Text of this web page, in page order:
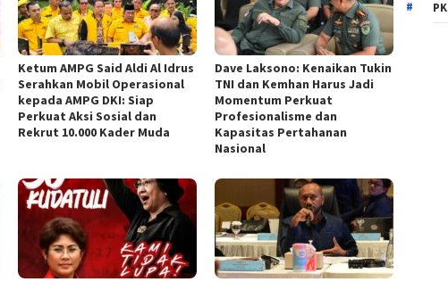
Ketum AMPG Said Aldi Al Idrus
Serahkan Mobil Operasional
kepada AMPG DKI: Siap
Perkuat Aksi Sosial dan
Rekrut 10.000 Kader Muda
Dave Laksono: Kenaikan Tukin
TNI dan Kemhan Harus Jadi
Momentum Perkuat
Profesionalisme dan
Kapasitas Pertahanan
Nasional